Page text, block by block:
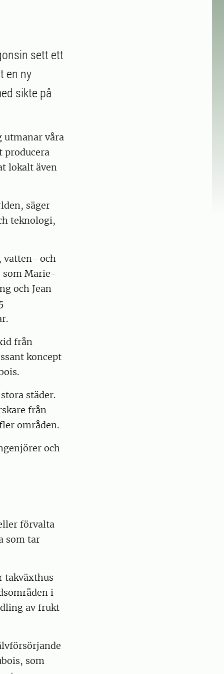
sett ett
en ny
sikte på
våra
producera
lokalt även
säger
teknologi,
vatten- och
som Marie-
och Jean
från
koncept
städer.
från
områden.
och
förvalta
som tar
takväxthus
i
av frukt
som